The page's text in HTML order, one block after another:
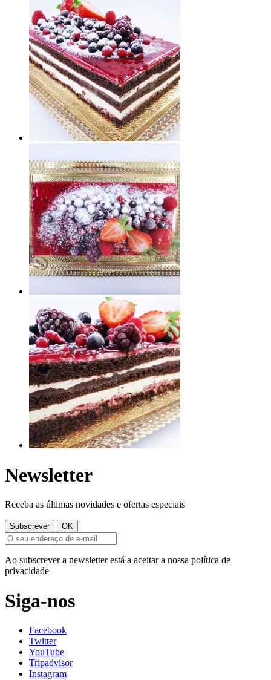
Newsletter
Receba as últimas novidades e ofertas especiais
Ao subscrever a newsletter está a aceitar a nossa política de
privacidade
Siga-nos
Facebook
Twitter
YouTube
Tripadvisor
Instagram